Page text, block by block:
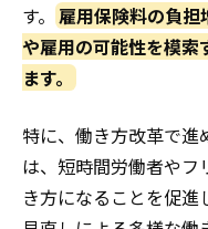
す。 雇用保険料の負
や雇用の可能性を模索
ます。
特に、働き方改革で進
は、短時間労働者やフ
き方になることを促